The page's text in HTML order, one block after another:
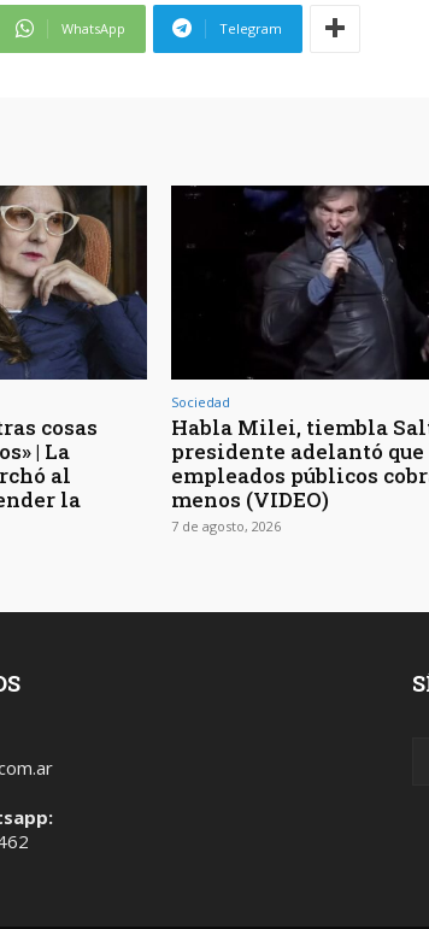
WhatsApp Telegram
cosas
| La
al
la
Sociedad
Habla Milei, tiembla
presidente adelantó que
empleados públicos
menos (VIDEO)
7 de agosto, 2026